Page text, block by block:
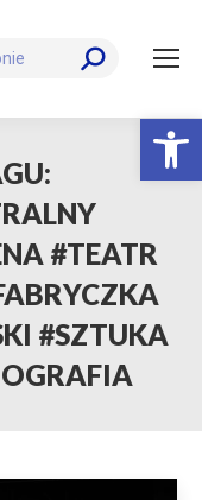
#TEATR
#SZTUKA